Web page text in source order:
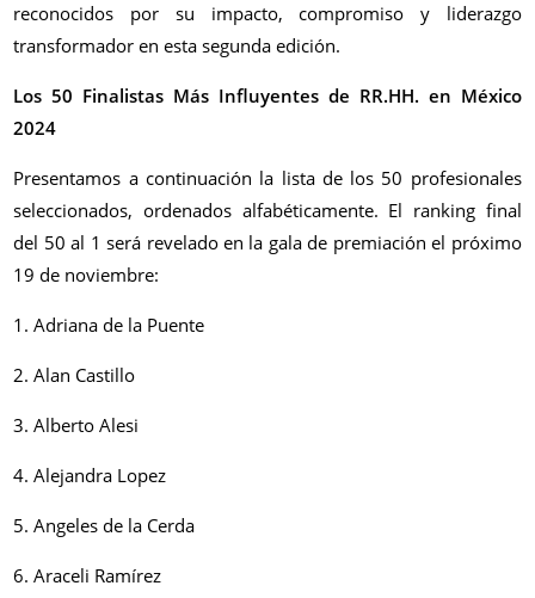
reconocidos por su impacto, compromiso y liderazgo
transformador en esta segunda edición.
Los 50 Finalistas Más Influyentes de RR.HH. en México
2024
Presentamos a continuación la lista de los 50 profesionales
seleccionados, ordenados alfabéticamente. El ranking final
del 50 al 1 será revelado en la gala de premiación el próximo
19 de noviembre:
1. Adriana de la Puente
2. Alan Castillo
3. Alberto Alesi
4. Alejandra Lopez
5. Angeles de la Cerda
6. Araceli Ramírez